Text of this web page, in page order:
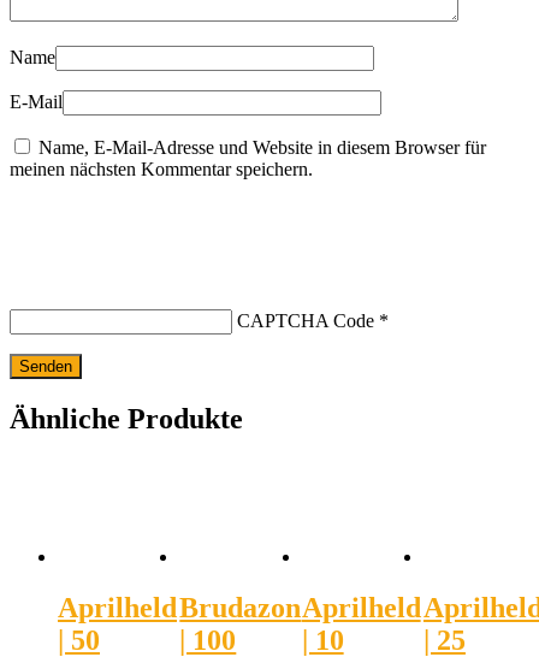
Name
E-Mail
Name, E-Mail-Adresse und Website in diesem Browser für
meinen nächsten Kommentar speichern.
CAPTCHA Code *
Ähnliche Produkte
Aprilheld
| 50
Brudazon
| 100
Aprilheld
| 10
| 25